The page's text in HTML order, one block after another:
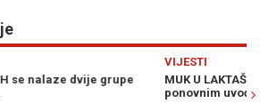
LUCI: Evo šta piše u zahtjevu za
političarima u RS-u...